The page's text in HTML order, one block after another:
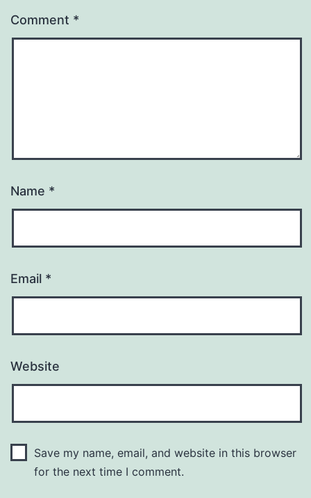
Comment *
Name *
Email *
Website
Save my name, email, and website in this browser
for the next time I comment.